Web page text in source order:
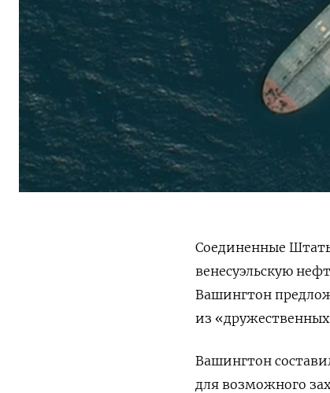
Соединенные
венесуэльскую
Вашингтон
из
Вашингтон
для возможного